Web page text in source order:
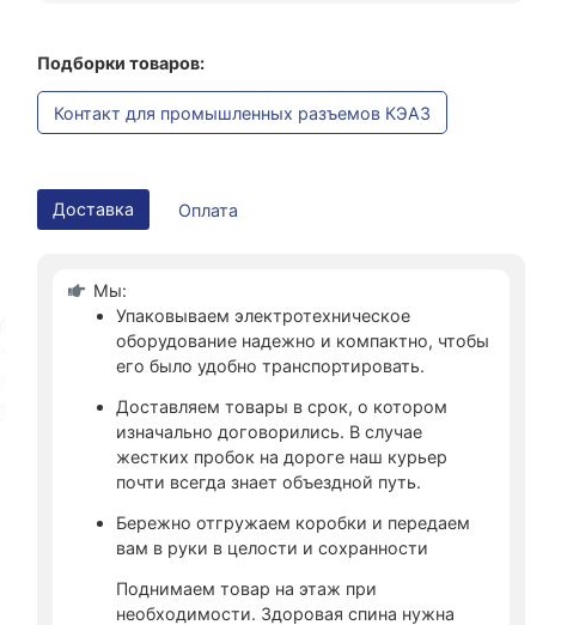
Подборки товаров:
Контакт для промышленных разъемов КЭАЗ
Доставка Оплата
Мы:
Упаковываем электротехническое
оборудование надежно и компактно, чтобы
его было удобно транспортировать.
Доставляем товары в срок, о котором
изначально договорились. В случае
жестких пробок на дороге наш курьер
почти всегда знает объездной путь.
Бережно отгружаем коробки и передаем
вам в руки в целости и сохранности
Поднимаем товар на этаж при
необходимости. Здоровая спина нужна